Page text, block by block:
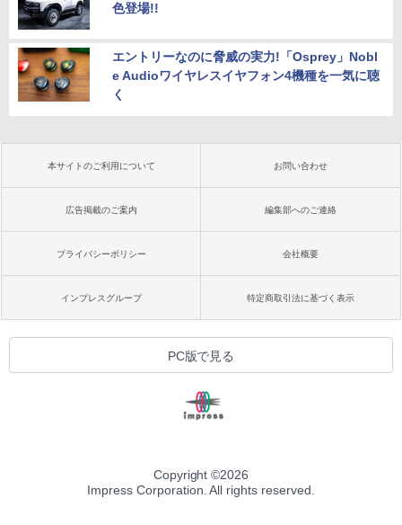
色登場!!
エントリーなのに脅威の実力!「Osprey」Nobl
e Audioワイヤレスイヤフォン4機種を一気に聴
く
本サイトのご利用について お問い合わせ
広告掲載のご案内 編集部へのご連絡
プライバシーポリシー 会社概要
インプレスグループ 特定商取引法に基づく表示
PC版で見る
Copyright ©2026
Impress Corporation. All rights reserved.